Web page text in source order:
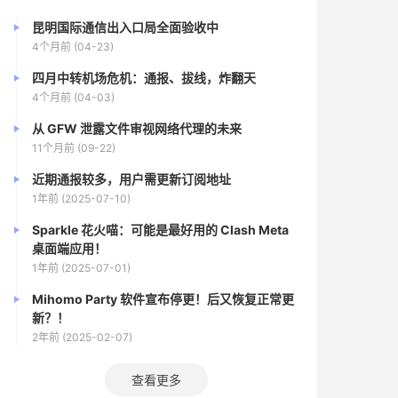
昆明国际通信出入口局全面验收中
4个月前 (04-23)
四月中转机场危机：通报、拔线，炸翻天
4个月前 (04-03)
从 GFW 泄露文件审视网络代理的未来
11个月前 (09-22)
近期通报较多，用户需更新订阅地址
1年前 (2025-07-10)
Sparkle 花火喵：可能是最好用的 Clash Meta
桌面端应用！
1年前 (2025-07-01)
Mihomo Party 软件宣布停更！后又恢复正常更
新？！
2年前 (2025-02-07)
查看更多